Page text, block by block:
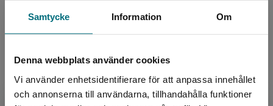
Samtycke Information Om
Denna webbplats använder cookies
Vi använder enhetsidentifierare för att anpassa innehållet
och annonserna till användarna, tillhandahålla funktioner
läsglädje för alla, oavsett förutsättningar.
Ann-Charlotte Ekensten har skrivit ett stort antal
lättlästa böcker, och det märks att hon kan sin sak.
Korta meningar, luftigt mellan raderna, viktiga fakta i
Utgivningsår:
2026
Artikelnummer:
48626-01
Sidantal:
28
Köp- och leveransvillkor